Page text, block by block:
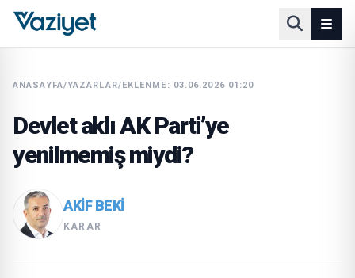
ANASAYFA/YAZARLAR/EKLENME: 03.06.2026 01:20
Devlet aklı AK Parti’ye
yenilmemiş miydi?
AKIF BEKI
KARAR